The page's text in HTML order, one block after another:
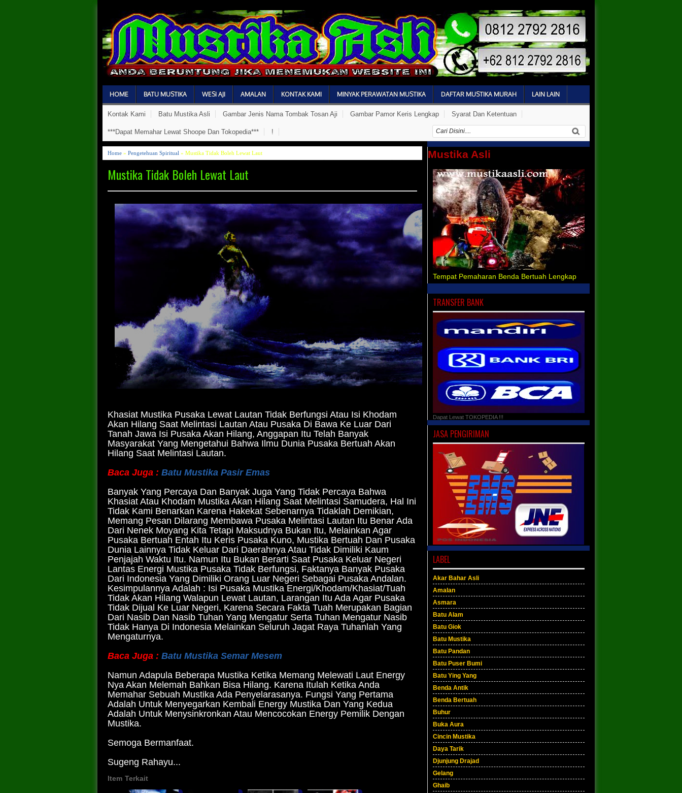
HOME BATU MUSTIKA WESI AJI AMALAN KONTAK KAMI MINYAK PERAWATAN MUSTIKA DAFTAR MUSTIKA MURAH LAIN LAIN
Kontak Kami Batu Mustika Asli Gambar Jenis Nama Tombak Tosan Aji Gambar Pamor Keris Lengkap Syarat Dan Ketentuan
***Dapat Memahar Lewat Shoope Dan Tokopedia*** !
Home » Pengetehuan Spiritual » Mustika Tidak Boleh Lewat Laut
Mustika Tidak Boleh Lewat Laut
Khasiat Mustika Pusaka Lewat Lautan Tidak Berfungsi Atau Isi Khodam
Akan Hilang Saat Melintasi Lautan Atau Pusaka Di Bawa Ke Luar Dari
Tanah Jawa Isi Pusaka Akan Hilang, Anggapan Itu Telah Banyak
Masyarakat Yang Mengetahui Bahwa Ilmu Dunia Pusaka Bertuah Akan
Hilang Saat Melintasi Lautan.
Baca Juga : Batu Mustika Pasir Emas
Banyak Yang Percaya Dan Banyak Juga Yang Tidak Percaya Bahwa
Khasiat Atau Khodam Mustika Akan Hilang Saat Melintasi Samudera, Hal Ini
Tidak Kami Benarkan Karena Hakekat Sebenarnya Tidaklah Demikian,
Memang Pesan Dilarang Membawa Pusaka Melintasi Lautan Itu Benar Ada
Dari Nenek Moyang Kita Tetapi Maksudnya Bukan Itu, Melainkan Agar
Pusaka Bertuah Entah Itu Keris Pusaka Kuno, Mustika Bertuah Dan Pusaka
Dunia Lainnya Tidak Keluar Dari Daerahnya Atau Tidak Dimiliki Kaum
Penjajah Waktu Itu. Namun Itu Bukan Berarti Saat Pusaka Keluar Negeri
Lantas Energi Mustika Pusaka Tidak Berfungsi, Faktanya Banyak Pusaka
Dari Indonesia Yang Dimiliki Orang Luar Negeri Sebagai Pusaka Andalan.
Kesimpulannya Adalah : Isi Pusaka Mustika Energi/Khodam/Khasiat/Tuah
Tidak Akan Hilang Walapun Lewat Lautan, Larangan Itu Ada Agar Pusaka
Tidak Dijual Ke Luar Negeri, Karena Secara Fakta Tuah Merupakan Bagian
Dari Nasib Dan Nasib Tuhan Yang Mengatur Serta Tuhan Mengatur Nasib
Tidak Hanya Di Indonesia Melainkan Seluruh Jagat Raya Tuhanlah Yang
Mengaturnya.
Baca Juga : Batu Mustika Semar Mesem
Namun Adapula Beberapa Mustika Ketika Memang Melewati Laut Energy
Nya Akan Melemah Bahkan Bisa Hilang. Karena Itulah Ketika Anda
Memahar Sebuah Mustika Ada Penyelarasanya. Fungsi Yang Pertama
Adalah Untuk Menyegarkan Kembali Energy Mustika Dan Yang Kedua
Adalah Untuk Menysinkronkan Atau Mencocokan Energy Pemilik Dengan
Mustika.
Semoga Bermanfaat.
Sugeng Rahayu...
Item Terkait
Mustika Asli
Tempat Pemaharan Benda Bertuah Lengkap
TRANSFER BANK
Dapat Lewat TOKOPEDIA !!!
JASA PENGIRIMAN
LABEL
Akar Bahar Asli
Amalan
Asmara
Batu Alam
Batu Giok
Batu Mustika
Batu Pandan
Batu Puser Bumi
Batu Ying Yang
Benda Antik
Benda Bertuah
Buhur
Buka Aura
Cincin Mustika
Daya Tarik
Djunjung Drajad
Gelang
Ghaib